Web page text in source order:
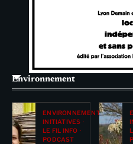
Environnement
ENVIRONNEMENT
INITIATIVES
LE FIL INFO
PODCAST